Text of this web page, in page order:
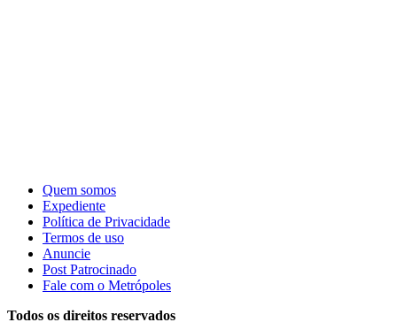
Quem somos
Expediente
Política de Privacidade
Termos de uso
Anuncie
Post Patrocinado
Fale com o Metrópoles
Todos os direitos reservados